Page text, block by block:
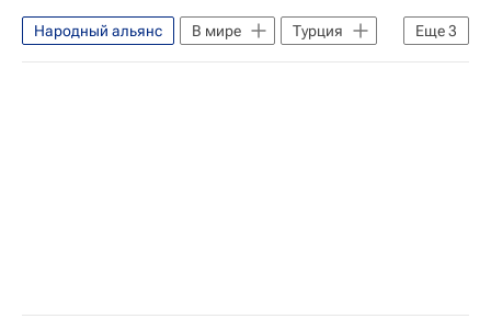
Еще3
Народный альянс В мире
Турция
Реджеп Тайип Эрдоган